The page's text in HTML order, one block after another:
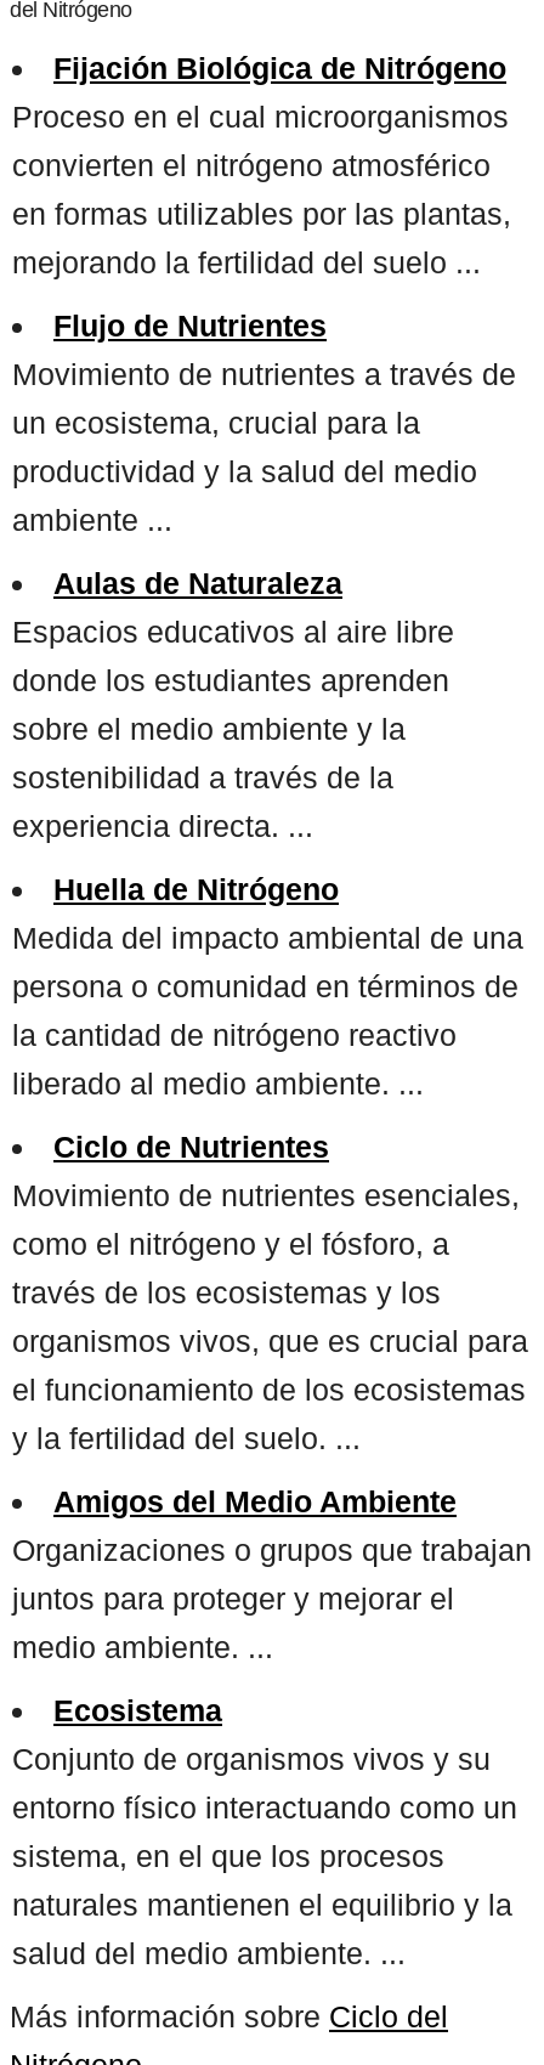
del Nitrógeno
Fijación Biológica de Nitrógeno
Proceso en el cual microorganismos
convierten el nitrógeno atmosférico
en formas utilizables por las plantas,
mejorando la fertilidad del suelo ...
Flujo de Nutrientes
Movimiento de nutrientes a través de
un ecosistema, crucial para la
productividad y la salud del medio
ambiente ...
Aulas de Naturaleza
Espacios educativos al aire libre
donde los estudiantes aprenden
sobre el medio ambiente y la
sostenibilidad a través de la
experiencia directa. ...
Huella de Nitrógeno
Medida del impacto ambiental de una
persona o comunidad en términos de
la cantidad de nitrógeno reactivo
liberado al medio ambiente. ...
Ciclo de Nutrientes
Movimiento de nutrientes esenciales,
como el nitrógeno y el fósforo, a
través de los ecosistemas y los
organismos vivos, que es crucial para
el funcionamiento de los ecosistemas
y la fertilidad del suelo. ...
Amigos del Medio Ambiente
Organizaciones o grupos que trabajan
juntos para proteger y mejorar el
medio ambiente. ...
Ecosistema
Conjunto de organismos vivos y su
entorno físico interactuando como un
sistema, en el que los procesos
naturales mantienen el equilibrio y la
salud del medio ambiente. ...
Más información sobre Ciclo del